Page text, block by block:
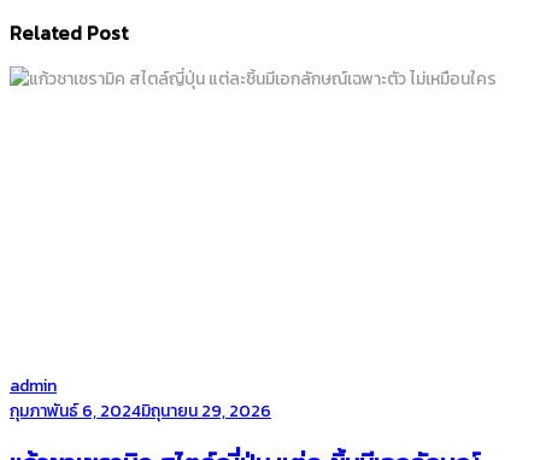
Related Post
by
admin
Posted
กุมภาพันธ์ 6, 2024มิถุนายน 29, 2026